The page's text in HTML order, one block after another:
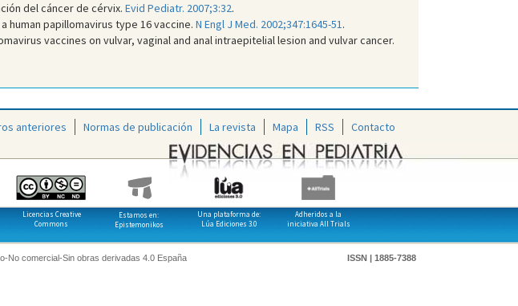
del cáncer de cérvix. Evid Pediatr. 2007;3:32.
human papillomavirus type 16 vaccine. N Engl J Med. 2002;347:1645-51.
vaccines on vulvar, vaginal and anal intraepitelial lesion and vulvar cancer.
anteriores Normas de publicación La revista Mapa RSS Contacto
Licencias Creative
Commons
Estamos en:
Epistemonikos
Una plataforma de:
Lúa Ediciones 3.0
Adheridos a la
iniciativa All Trials
No comercial-Sin obras derivadas 4.0 España ISSN | 1885-7388